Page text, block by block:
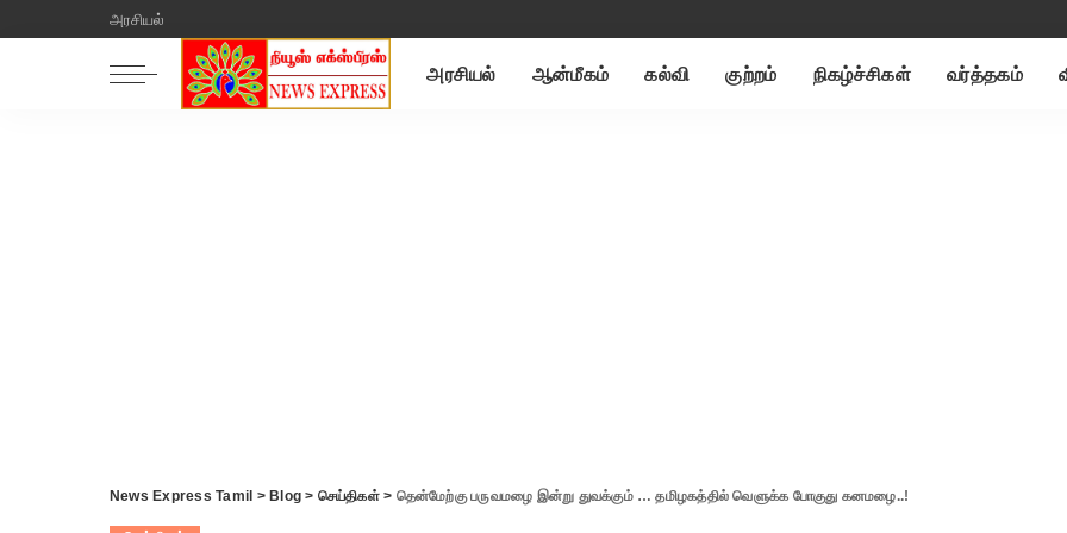
அரசியல்
அரசியல் ஆன்மீகம் கல்வி குற்றம் நிகழ்ச்சிகள் வர்த்தகம்
News Express Tamil > Blog > செய்திகள்> தென்மேற்கு பருவமழை இன்று துவக்கும் … தமிழகத்தில் வெளுக்க போகுது கனமழை..!